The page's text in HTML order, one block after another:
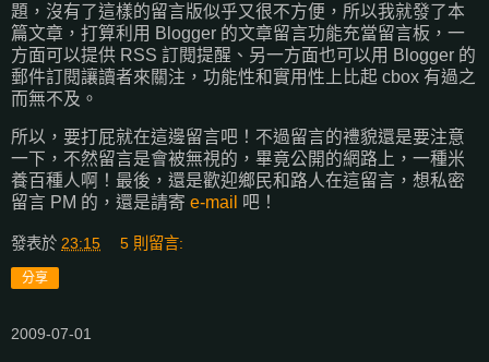
題，沒有了這樣的留言版似乎又很不方便，所以我就發了本
篇文章，打算利用 Blogger 的文章留言功能充當留言板，一
方面可以提供 RSS 訂閱提醒、另一方面也可以用 Blogger 的
郵件訂閱讓讀者來關注，功能性和實用性上比起 cbox 有過之
而無不及。
所以，要打屁就在這邊留言吧！不過留言的禮貌還是要注意
一下，不然留言是會被無視的，畢竟公開的網路上，一種米
養百種人啊！最後，還是歡迎鄉民和路人在這留言，想私密
留言 PM 的，還是請寄 e-mail 吧！
發表於 23:15 5 則留言:
分享
2009-07-01